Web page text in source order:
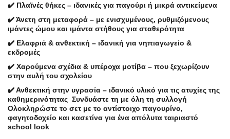
✔️ Πλαϊνές θήκες – ιδανικές για παγούρι ή μικρά αντικείμενα
✔️ Άνετη στη μεταφορά – με ενισχυμένους, ρυθμιζόμενους
ιμάντες ώμου και ιμάντα στήθους για σταθερότητα
✔️ Ελαφριά & ανθεκτική – ιδανική για νηπιαγωγείο &
εκδρομές
✔️ Χαρούμενα σχέδια & υπέροχα μοτίβα – που ξεχωρίζουν
στην αυλή του σχολείου
✔️ Ανθεκτική στην υγρασία – ιδανικό υλικό για τις ατυχίες της
καθημερινότητας Συνδυάστε τη με όλη τη συλλογή
Ολοκληρώστε το σετ με το αντίστοιχο παγουρίνο,
φαγητοδοχείο και κασετίνα για ένα απόλυτα ταιριαστό
school look